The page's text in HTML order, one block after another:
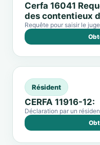
Cerfa 16041
des contentieux
Requête pour saisir le
Résident
CERFA 11916-12:
Déclaration par un